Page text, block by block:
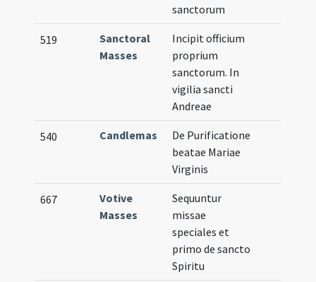
sanctorum
519
Sanctoral
Masses
Incipit officium
proprium
sanctorum. In
vigilia sancti
Andreae
540 Candlemas
De Purificatione
beatae Mariae
Virginis
667
Votive
Masses
Sequuntur
missae
speciales et
primo de sancto
Spiritu